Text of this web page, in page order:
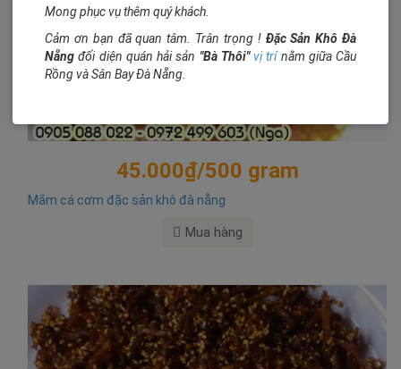
45.000₫/500 gram
Mắm cá cơm đặc sản khô đà nẵng
Mua hàng
Mong phục vụ thêm quý khách.
Cảm ơn bạn đã quan tâm. Trân trọng ! Đặc Sản Khô Đà
Nẵng đối diện quán hải sản "Bà Thôi" vị trínằm giữa Cầu
Rồng và Sân Bay Đà Nẵng.